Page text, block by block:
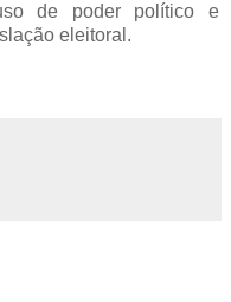
de poder político e
eleitoral.